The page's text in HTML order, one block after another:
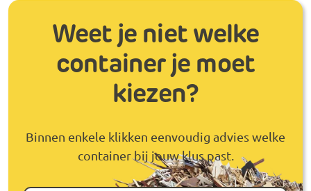
Weet je niet welke
container je moet
kiezen?
Binnen enkele klikken eenvoudig advies welke
container bij jouw klus past.